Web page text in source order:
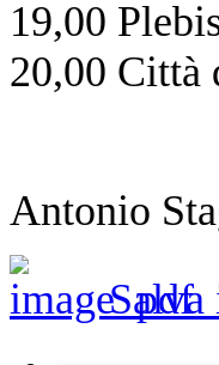
19,00
20,00 Città
Antonio
Salva